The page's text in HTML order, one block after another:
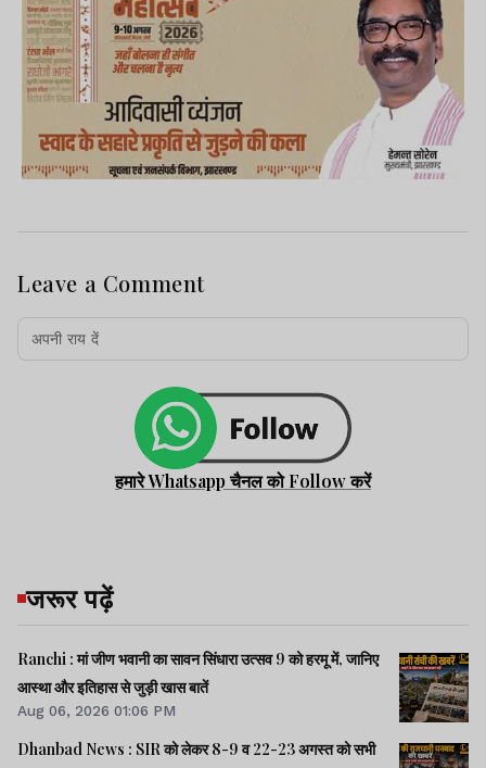
Leave a Comment
हमारे Whatsapp चैनल को Follow करें
जरूर पढ़ें
Ranchi : मां जीण भवानी का सावन सिंधारा उत्सव 9 को हरमू में, जानिए
आस्था और इतिहास से जुड़ी खास बातें
Aug 06, 2026 01:06 PM
Dhanbad News : SIR को लेकर 8-9 व 22-23 अगस्त को सभी